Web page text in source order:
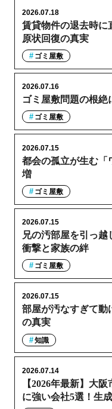
賃貸物件の退去時に
原状回復の真実
2026.07.18
ゴミ屋敷
ゴミ屋敷問題の根
2026.07.16
ゴミ屋敷
都会の孤立が生む「
増
2026.07.15
ゴミ屋敷
兄の汚部屋を引っ
衝撃と家族の絆
2026.07.15
ゴミ屋敷
部屋が汚なすぎて動
の真実
2026.07.15
知識
【2026年最新】大
に強い会社5選！生
2026.07.14